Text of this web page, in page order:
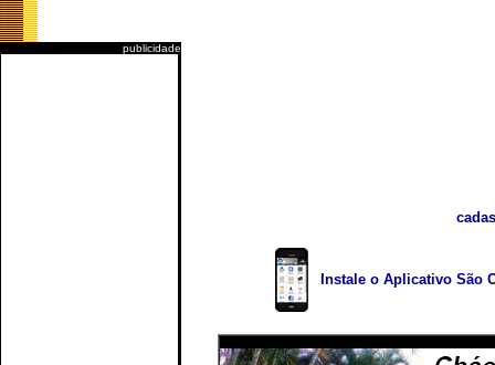
publicidade
Instale o Aplicativo São